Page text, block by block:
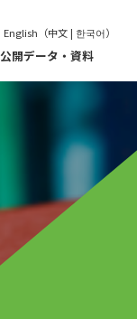
English（中文 | 한국어）
公開データ・資料